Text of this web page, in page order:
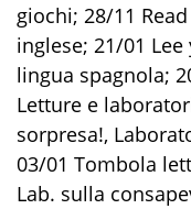
giochi; 28/11
inglese; 21/01
lingua spagnola;
Letture e
sorpresa!,
03/01 Tombola
Lab. sulla